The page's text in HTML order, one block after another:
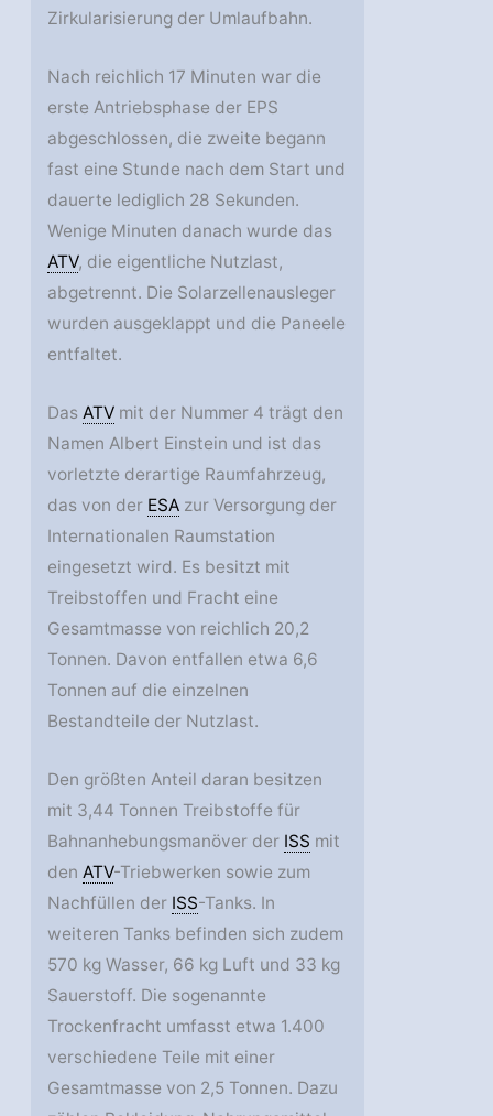
Zirkularisierung der Umlaufbahn.
Nach reichlich 17 Minuten war die
erste Antriebsphase der EPS
abgeschlossen, die zweite begann
fast eine Stunde nach dem Start und
dauerte lediglich 28 Sekunden.
Wenige Minuten danach wurde das
ATV, die eigentliche Nutzlast,
abgetrennt. Die Solarzellenausleger
wurden ausgeklappt und die Paneele
entfaltet.
DasATV mit der Nummer 4 trägt den
Namen Albert Einstein und ist das
vorletzte derartige Raumfahrzeug,
das von der ESA zur Versorgung der
Internationalen Raumstation
eingesetzt wird. Es besitzt mit
Treibstoffen und Fracht eine
Gesamtmasse von reichlich 20,2
Tonnen. Davon entfallen etwa 6,6
Tonnen auf die einzelnen
Bestandteile der Nutzlast.
Den größten Anteil daran besitzen
mit 3,44 Tonnen Treibstoffe für
Bahnanhebungsmanöver der ISS mit
den ATV-Triebwerken sowie zum
Nachfüllen der ISS-Tanks. In
weiteren Tanks befinden sich zudem
570 kg Wasser, 66 kg Luft und 33 kg
Sauerstoff. Die sogenannte
Trockenfracht umfasst etwa 1.400
verschiedene Teile mit einer
Gesamtmasse von 2,5 Tonnen. Dazu